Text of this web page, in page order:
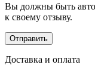
Вы должны быть
к своему отзыву.
Доставка и оплата